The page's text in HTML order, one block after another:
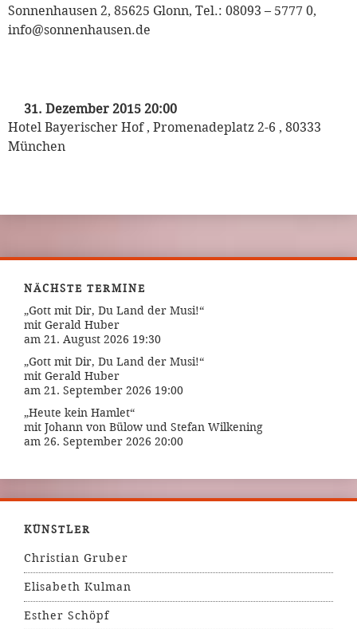
31. Dezember 2015 20:00
Hotel Bayerischer Hof , Promenadeplatz 2-6 , 80333
München
Sonnenhausen 2, 85625 Glonn, Tel.: 08093 – 5777 0,
info@sonnenhausen.de
NÄCHSTE TERMINE
„Gott mit Dir, Du Land der Musi!“
mit Gerald Huber
am 21. August 2026 19:30
„Gott mit Dir, Du Land der Musi!“
mit Gerald Huber
am 21. September 2026 19:00
„Heute kein Hamlet“
mit Johann von Bülow und Stefan Wilkening
am 26. September 2026 20:00
KÜNSTLER
Christian Gruber
Elisabeth Kulman
Esther Schöpf